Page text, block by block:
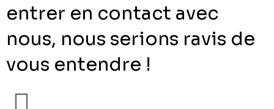
entrer en contact avec
nous, nous serions ravis de
vous entendre !